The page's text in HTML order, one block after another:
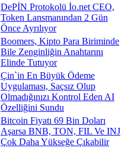
DePİN Protokolü İo.net CEO,
Token Lansmanından 2 Gün
Önce Ayrılıyor
Boomers, Kipto Para Biriminde
Bile Zenginliğin Anahtarını
Elinde Tutuyor
Çin`in En Büyük Ödeme
Uygulaması, Saçsız Olup
Olmadığınızı Kontrol Eden AI
Özelliğini Sundu
Bitcoin Fiyatı 69 Bin Doları
Aşarsa BNB, TON, FIL Ve INJ
Çok Daha Yükseğe Çıkabilir